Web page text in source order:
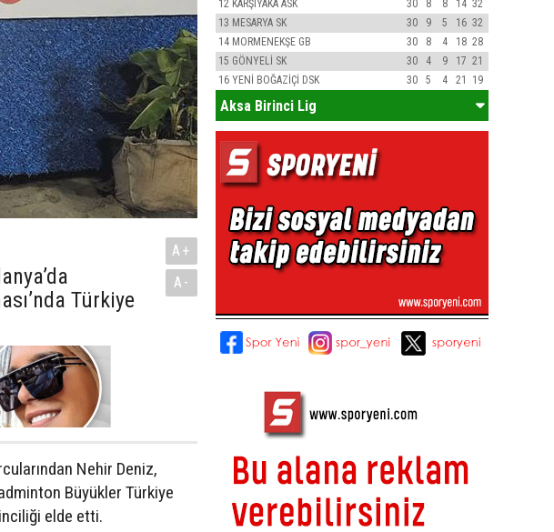
Türkiye
A+
A-
Nehir Deniz,
Büyükler Türkiye
elde etti.
12 KARŞIYAKA ASK 30 8 8 14 32
13 MESARYA SK 30 9 5 16 32
14 MORMENEKŞE GB 30 8 4 18 28
15 GÖNYELİ SK 30 4 9 17 21
16 YENİ BOĞAZİÇİ DSK 30 5 4 21 19
Aksa Birinci Lig